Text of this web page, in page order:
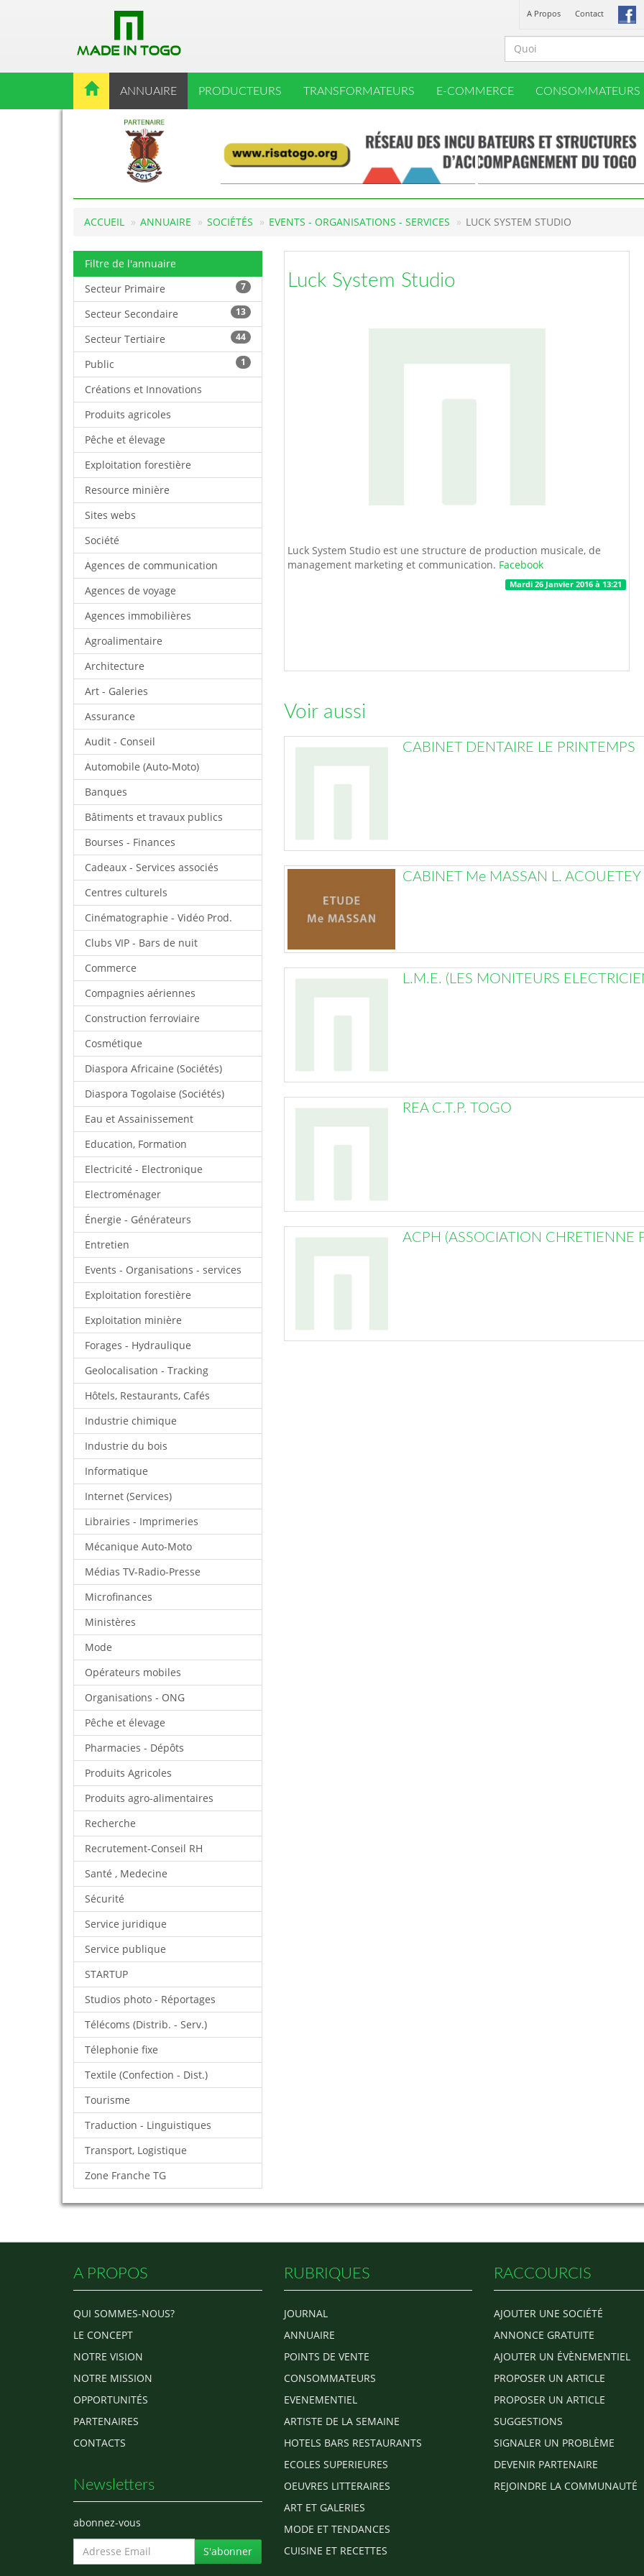
A Propos Contact
ANNUAIRE PRODUCTEURS TRANSFORMATEURS E-COMMERCE CONSOMMATEURS
ACCUEIL ANNUAIRE SOCIÉTÉS EVENTS - ORGANISATIONS - SERVICES LUCK SYSTEM STUDIO
Filtre de l'annuaire
7
Secteur Primaire
13
Secteur Secondaire
44
Secteur Tertiaire
1
Public
Créations et Innovations
Produits agricoles
Pêche et élevage
Exploitation forestière
Resource minière
Sites webs
Société
Agences de communication
Agences de voyage
Agences immobilières
Agroalimentaire
Architecture
Art - Galeries
Assurance
Audit - Conseil
Automobile (Auto-Moto)
Banques
Bâtiments et travaux publics
Bourses - Finances
Cadeaux - Services associés
Centres culturels
Cinématographie - Vidéo Prod.
Clubs VIP - Bars de nuit
Commerce
Compagnies aériennes
Construction ferroviaire
Cosmétique
Diaspora Africaine (Sociétés)
Diaspora Togolaise (Sociétés)
Eau et Assainissement
Education, Formation
Electricité - Electronique
Electroménager
Énergie - Générateurs
Entretien
Events - Organisations - services
Exploitation forestière
Exploitation minière
Forages - Hydraulique
Geolocalisation - Tracking
Hôtels, Restaurants, Cafés
Industrie chimique
Industrie du bois
Informatique
Internet (Services)
Librairies - Imprimeries
Mécanique Auto-Moto
Médias TV-Radio-Presse
Microfinances
Ministères
Mode
Opérateurs mobiles
Organisations - ONG
Pêche et élevage
Pharmacies - Dépôts
Produits Agricoles
Produits agro-alimentaires
Recherche
Recrutement-Conseil RH
Santé , Medecine
Sécurité
Service juridique
Service publique
STARTUP
Studios photo - Réportages
Télécoms (Distrib. - Serv.)
Télephonie fixe
Textile (Confection - Dist.)
Tourisme
Traduction - Linguistiques
Transport, Logistique
Zone Franche TG
Luck System Studio
Luck System Studio est une structure de production musicale, de
management marketing et communication. Facebook
Mardi 26 Janvier 2016 à 13:21
Voir aussi
CABINET DENTAIRE LE PRINTEMPS
CABINET Me MASSAN L. ACOUETEY
L.M.E. (LES MONITEURS
REA C.T.P. TOGO
ACPH (ASSOCIATION
A PROPOS
QUI SOMMES-NOUS?
LE CONCEPT
NOTRE VISION
NOTRE MISSION
OPPORTUNITÉS
PARTENAIRES
CONTACTS
Newsletters
abonnez-vous
S'abonner
RUBRIQUES
JOURNAL
ANNUAIRE
POINTS DE VENTE
CONSOMMATEURS
EVENEMENTIEL
ARTISTE DE LA SEMAINE
HOTELS BARS RESTAURANTS
ECOLES SUPERIEURES
OEUVRES LITTERAIRES
ART ET GALERIES
MODE ET TENDANCES
CUISINE ET RECETTES
RACCOURCIS
AJOUTER UNE SOCIÉTÉ
ANNONCE GRATUITE
AJOUTER UN ÉVÈNEMENTIEL
PROPOSER UN ARTICLE
PROPOSER UN ARTICLE
SUGGESTIONS
SIGNALER UN PROBLÈME
DEVENIR PARTENAIRE
REJOINDRE LA COMMUNAUTÉ